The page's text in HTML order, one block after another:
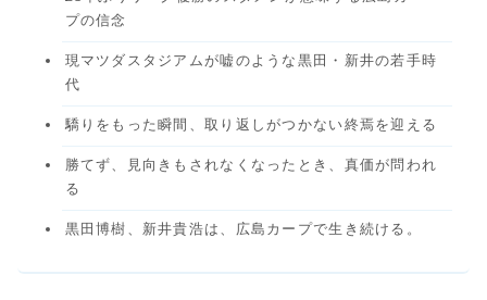
プの信念
現マツダスタジアムが嘘のような黒田・新井の若手時
代
驕りをもった瞬間、取り返しがつかない終焉を迎える
勝てず、見向きもされなくなったとき、真価が問われ
る
黒田博樹、新井貴浩は、広島カープで生き続ける。